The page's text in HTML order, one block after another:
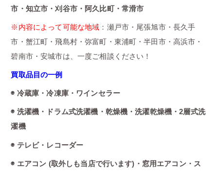
市・知立市・刈谷市・阿久比町・常滑市
※内容によって可能な地域 ：瀬戸市・尾張旭市・長久手
市・蟹江町・飛島村・弥富町・東浦町・半田市・高浜市・
碧南市・安城市は、一度ご相談ください！
買取品目の一例
◉ 冷蔵庫・冷凍庫・ワインセラー
◉ 洗濯機・ドラム式洗濯機・乾燥機・洗濯乾燥機・2層式洗
濯機
◉ テレビ・レコーダー
◉ エアコン (取外しも当店で行います)・窓用エアコン・ス